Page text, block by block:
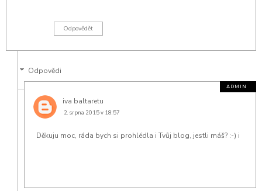
Odpovědět
Odpovědi
iva baltaretu
2. srpna 2015 v 18:57
Děkuju moc, ráda bych si prohlédla i Tvůj blog, jestli máš? :-) i